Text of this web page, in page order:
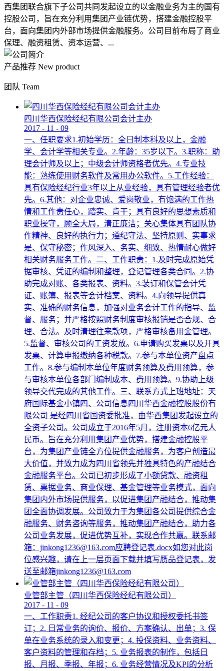
西集团联合旗下子公司共同发起设立的以金融业务为主的国有
控股公司，旨在充分利用集团产业链优势，搭建金融控股平
台，面向集团内外部市场提供金融服务。公司目前布局了商业
保理、融资租赁、资本运营、...
产品推荐 New product
团队 Team
四川华西保险经纪有限公司会计主办
2017 - 11 - 09
一、任职要求1.初始学历：全日制本科及以上，金融
学、会计学等相关专业。2.年龄：35岁以下。3.职称：助
理会计师及以上；中级会计师资格者优先。4.专业技
能：熟练使用财务软件及常用办公软件。5.工作经验：
具有保险经纪行业3年以上从业经验，具有管理经验者优
先。6.其他：对企业忠诚、爱岗敬业，有饱满的工作热
情和工作责任心，踏实、肯干；具有良好的思想素质和
职业操守，顾全大局，清正廉洁；关心集体具有团队协
作精神、良好的执行力；遵纪守法、坚持原则、实事求
是、保守秘密；作风深入、务实、细致、热情耐心做好
相关财务服务工作。二、工作职责：1.及时完成原始凭
据审核、凭证的编制和整理，登记管理各类合同。2.协
助完成对账、各类报表、资料。3.装订和保管会计凭
证、账簿、报表等会计档案、资料。4.向领导提供真
实、准确的财务信息，加强对业务会计工作的指导、监
督、服务；并严格按照财务制度审核报销是否合规、合
理、合法。及时清理往来款项，严格审核备用金管理。
5.监督、审核公司的工资发放。6.申请购买发票以及开具
发票、计算申报缴纳各种税款。7.参与本单位资产盘点
工作。8.参与编制本单位年度财务预算及费用预算，参
与审核本单位各部门编制成本、费用预算。9.协助上级
领导交代完成的其他工作。三、联系方式上班地址：天
府国际基金小镇四、公司信息四川华西金融控股股份有
限公司 是经四川省国资委批准，由华西集团发起设立的
全资子公司。公司成立于2016年5月，注册资本6亿元人
民币。旨在充分利用集团产业优势，搭建金融控股平
台，为集团产业链全方位提供金融服务，为客户创造最
大价值，并致力成为四川省领先并独具特色的产融结合
金融服务平台。公司已初步形成了小额贷款、融资租
赁、票据业务、商业保理、基金管理等业务模式，面向
集团内外市场提供服务，以促进集团产融结合，推动集
团全面协调发展。公司致力于为集团各公司提供综合金
融服务、财务咨询等服务，推动集团产融结合，助力各
公司业务发展，促进优势互补，实现合作共赢。联系邮
箱：jinkong1236@163.com应聘登记表.docx如您对此岗
位感兴趣，请在上一层页面下载并填写赝品登记表，发
送至邮箱jinkong1236@163.com
业管部主管（四川华西保险经纪有限公司）
2017 - 11 - 09
一、工作职责1. 经纪公司的客户协议和授权委托书签
订；2. 日常业务的询价、报价、方案确认、出单；3. 保
单在业务系统的录入和变更；4. 投保资料、业务资料、
客户资料的管理和存档；5. 业务报表的制作，包括日
报、月报、季报、年报；6. 业务经营情况及KPI的分析